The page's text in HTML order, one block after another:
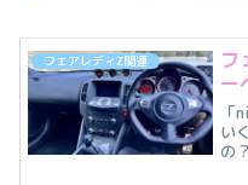
フェアレディZ関連
フ
ー
「
い
の